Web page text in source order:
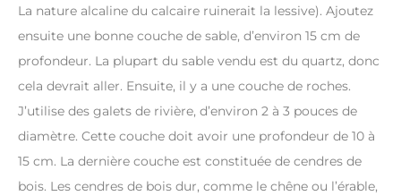
La nature alcaline du calcaire ruinerait la lessive). Ajoutez
ensuite une bonne couche de sable, d’environ 15 cm de
profondeur. La plupart du sable vendu est du quartz, donc
cela devrait aller. Ensuite, il y a une couche de roches.
J’utilise des galets de rivière, d’environ 2 à 3 pouces de
diamètre. Cette couche doit avoir une profondeur de 10 à
15 cm. La dernière couche est constituée de cendres de
bois. Les cendres de bois dur, comme le chêne ou l’érable,